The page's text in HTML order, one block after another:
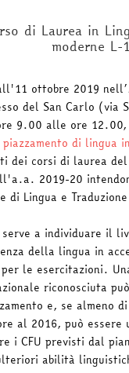
di Laurea in
moderne L-
ottobre 2019
del San Carlo (via
9.00 alle ore
di lingua
dei corsi di laurea
2019-20
di Lingua e
a individuare il
della lingua in
le esercitazioni.
riconosciuta
e, se almeno
al 2016, può essere
i CFU previsti dal
abilità